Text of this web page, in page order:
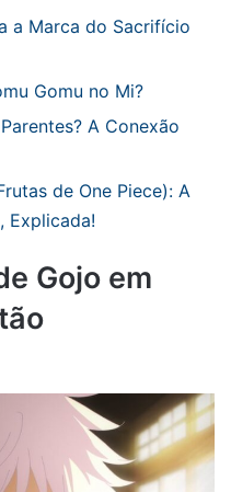
a Marca do Sacrifício
Gomu no Mi?
A Conexão
de One Piece): A
Explicada!
Gojo em